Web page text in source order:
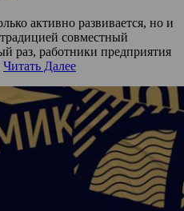
активно развивается, но и
совместный
раз, работники предприятия
Читать Далее